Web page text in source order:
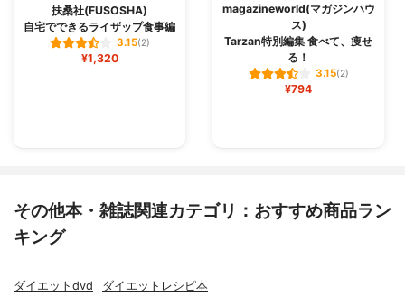
扶桑社(FUSOSHA)
自宅でできるライザップ食事編
3.15(2)
¥1,320
magazineworld(マガジンハウ
ス)
Tarzan特別編集 食べて、痩せ
る！
3.15(2)
¥794
その他本・雑誌関連カテゴリ：おすすめ商品ラン
キング
ダイエットdvd ダイエットレシピ本